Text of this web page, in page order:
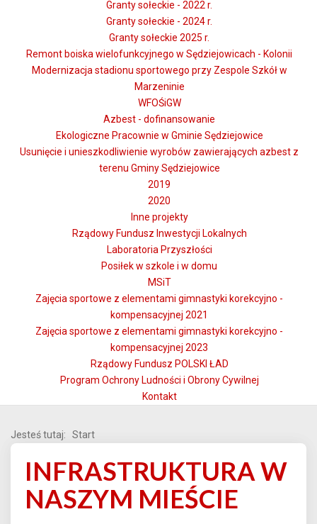
Granty sołeckie - 2022 r.
Granty sołeckie - 2024 r.
Granty sołeckie 2025 r.
Remont boiska wielofunkcyjnego w Sędziejowicach - Kolonii
Modernizacja stadionu sportowego przy Zespole Szkół w
Marzeninie
WFOŚiGW
Azbest - dofinansowanie
Ekologiczne Pracownie w Gminie Sędziejowice
Usunięcie i unieszkodliwienie wyrobów zawierających azbest z
terenu Gminy Sędziejowice
2019
2020
Inne projekty
Rządowy Fundusz Inwestycji Lokalnych
Laboratoria Przyszłości
Posiłek w szkole i w domu
MSiT
Zajęcia sportowe z elementami gimnastyki korekcyjno -
kompensacyjnej 2021
Zajęcia sportowe z elementami gimnastyki korekcyjno -
kompensacyjnej 2023
Rządowy Fundusz POLSKI ŁAD
Program Ochrony Ludności i Obrony Cywilnej
Kontakt
Jesteś tutaj: Start
INFRASTRUKTURA W
NASZYM MIEŚCIE